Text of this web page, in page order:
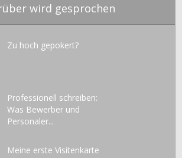
wird gesprochen
Zu hoch gepokert?
Professionell schreiben:
Was Bewerber und
Personaler...
Meine erste Visitenkarte